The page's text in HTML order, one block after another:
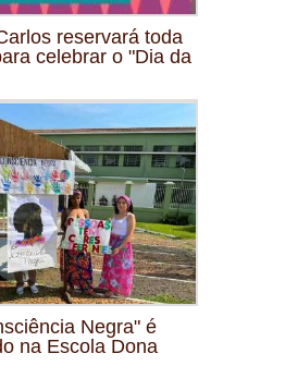
reservará toda
celebrar o "Dia da
Negra" é
na Escola Dona